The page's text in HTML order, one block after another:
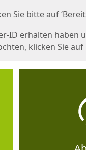
Sie bitte auf
ID erhalten haben
klicken Sie auf